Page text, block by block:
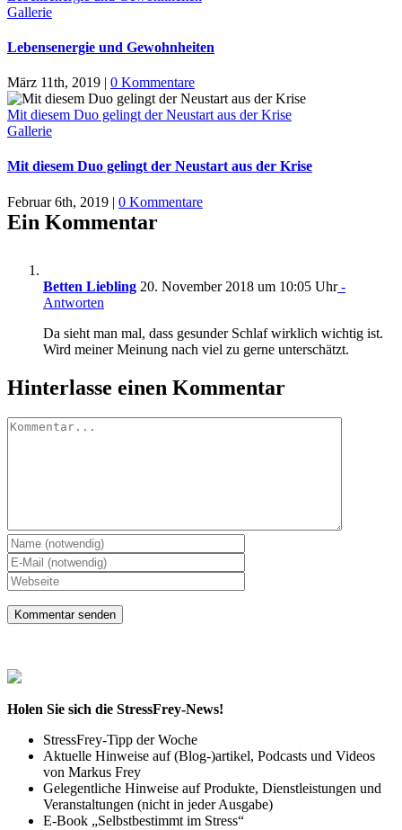
Gallerie
Lebensenergie und Gewohnheiten
März 11th, 2019 | 0 Kommentare
Mit diesem Duo gelingt der Neustart aus der Krise
Gallerie
Mit diesem Duo gelingt der Neustart aus der Krise
Februar 6th, 2019 | 0 Kommentare
Ein Kommentar
Betten Liebling 20. November 2018 um 10:05 Uhr-
Antworten
Da sieht man mal, dass gesunder Schlaf wirklich wichtig ist.
Wird meiner Meinung nach viel zu gerne unterschätzt.
Hinterlasse einen Kommentar
Kommentar
Holen Sie sich die StressFrey-News!
StressFrey-Tipp der Woche
Aktuelle Hinweise auf (Blog-)artikel, Podcasts und Videos
von Markus Frey
Gelegentliche Hinweise auf Produkte, Dienstleistungen und
Veranstaltungen (nicht in jeder Ausgabe)
E-Book „Selbstbestimmt im Stress“